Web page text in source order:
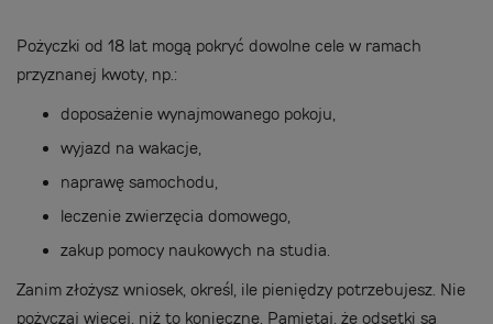
Pożyczki od 18 lat mogą pokryć dowolne cele w ramach
przyznanej kwoty, np.:
doposażenie wynajmowanego pokoju,
wyjazd na wakacje,
naprawę samochodu,
leczenie zwierzęcia domowego,
zakup pomocy naukowych na studia.
Zanim złożysz wniosek, określ, ile pieniędzy potrzebujesz. Nie
pożyczaj więcej, niż to konieczne. Pamiętaj, że odsetki są